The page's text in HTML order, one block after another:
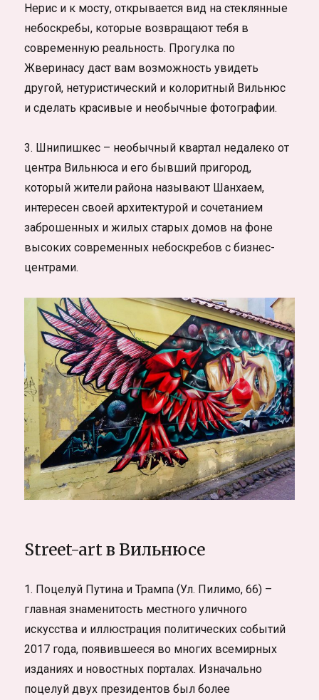
Нерис и к мосту, открывается вид на стеклянные
небоскребы, которые возвращают тебя в
современную реальность. Прогулка по
Жверинасу даст вам возможность увидеть
другой, нетуристический и колоритный Вильнюс
и сделать красивые и необычные фотографии.
3. Шнипишкес – необычный квартал недалеко от
центра Вильнюса и его бывший пригород,
который жители района называют Шанхаем,
интересен своей архитектурой и сочетанием
заброшенных и жилых старых домов на фоне
высоких современных небоскребов с бизнес-
центрами.
Street-art в Вильнюсе
1. Поцелуй Путина и Трампа (Ул. Пилимо, 66) –
главная знаменитость местного уличного
искусства и иллюстрация политических событий
2017 года, появившееся во многих всемирных
изданиях и новостных порталах. Изначально
поцелуй двух президентов был более